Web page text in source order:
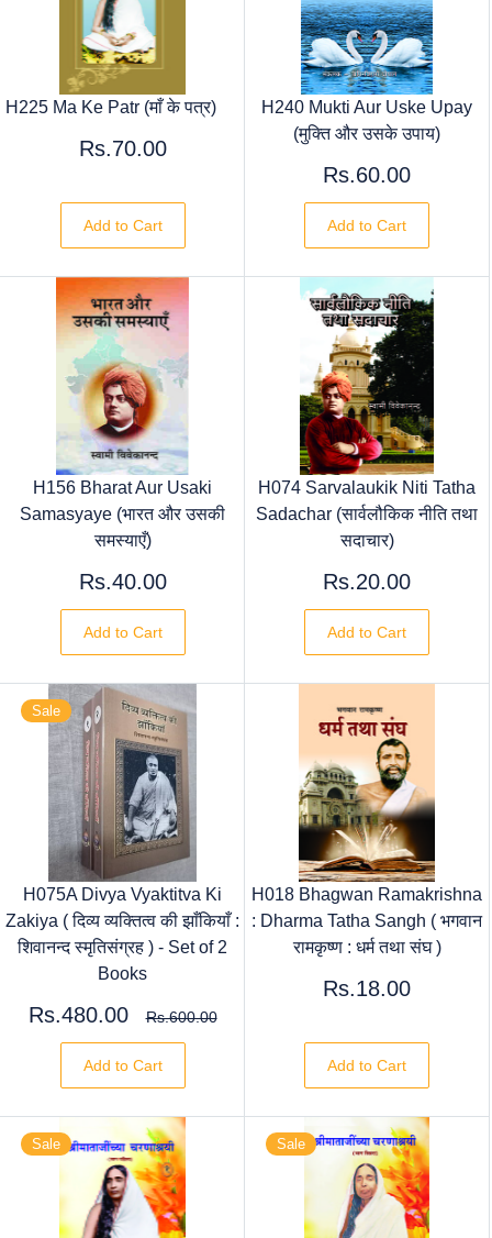
H225 Ma Ke Patr (माँ के पत्र)
Rs.70.00
Add to Cart
H240 Mukti Aur Uske Upay
(मुक्ति और उसके उपाय)
Rs.60.00
Add to Cart
H156 Bharat Aur Usaki
Samasyaye (भारत और उसकी
समस्याएँ)
Rs.40.00
Add to Cart
H074 Sarvalaukik Niti Tatha
Sadachar (सार्वलौकिक नीति तथा
सदाचार)
Rs.20.00
Add to Cart
Sale
H075A Divya Vyaktitva Ki
Zakiya ( दिव्य व्यक्तित्व की झाँकियाँ :
शिवानन्द स्मृतिसंग्रह ) - Set of 2
Books
Rs.480.00 Rs.600.00
Add to Cart
H018 Bhagwan Ramakrishna
: Dharma Tatha Sangh ( भगवान
रामकृष्ण : धर्म तथा संघ )
Rs.18.00
Add to Cart
Sale Sale